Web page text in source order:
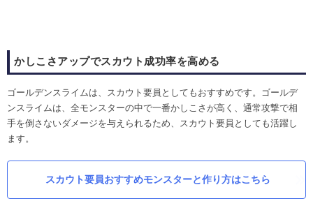
かしこさアップでスカウト成功率を高める
ゴールデンスライムは、スカウト要員としてもおすすめです。ゴールデ
ンスライムは、全モンスターの中で一番かしこさが高く、通常攻撃で相
手を倒さないダメージを与えられるため、スカウト要員としても活躍し
ます。
スカウト要員おすすめモンスターと作り方はこちら